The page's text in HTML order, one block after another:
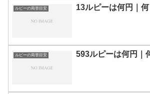
ルピーの両替目安 13ルピーは何円｜
ルピーの両替目安 593ルピーは何円｜